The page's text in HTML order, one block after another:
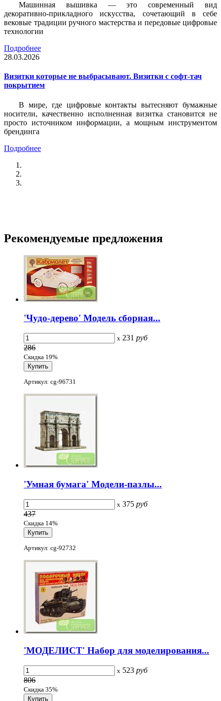
Машинная вышивка — это современный вид
декоративно-прикладного искусства, сочетающий в себе
вековые традиции ручного мастерства и передовые цифровые
технологии
Подробнее
28.03.2026
Визитки которые не выбрасывают. Визитки с софт-тач
покрытием
В мире, где цифровые контакты вытесняют бумажные
носители, качественно исполненная визитка становится не
просто источником информации, а мощным инструментом
брендинга
Подробнее
Рекомендуемые предложения
'Чудо-дерево' Модель сборная...
x 231 руб
286
Скидка 19%
Артикул: cg-96731
'Умная бумага' Модели-пазлы...
x 375 руб
437
Скидка 14%
Артикул: cg-92732
'МОДЕЛИСТ' Набор для моделирования...
x 523 руб
806
Скидка 35%